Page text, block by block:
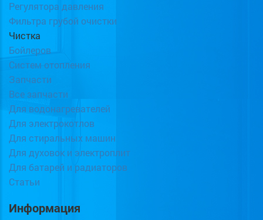
Регулятора давления
Фильтра грубой очистки
Чистка
Бойлеров
Систем отопления
Запчасти
Все запчасти
Для водонагревателей
Для электрокотлов
Для стиральных машин
Для духовок и электроплит
Для батарей и радиаторов
Статьи
Информация